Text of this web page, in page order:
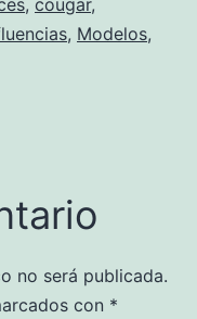
, cougar,
, Modelos,
no será publicada.
con *